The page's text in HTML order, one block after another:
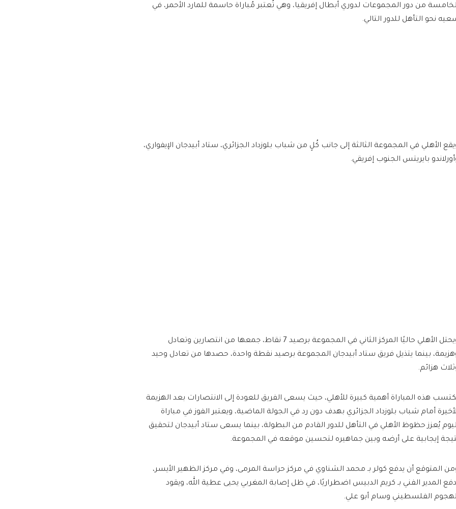
من دور المجموعات لدوري أبطال إفريقيا، وهي تُعتبر مُباراة حاسمة للمارد الأحمر، في
نحو التأهل للدور التالي.
الأهلي في المجموعة الثالثة إلى جانب كُلٍ من شباب بلوزداد الجزائري، ستاد أبيدجان الإيفواري،
بايريتس الجنوب إفريقي.
ويحتل الأهلي حاليًا المركز الثاني في المجموعة برصيد 7 نقاط، جمعها من انتصارين وتعادل
بينما يتذيل فريق ستاد أبيدجان المجموعة برصيد نقطة واحدة، حصدها من تعادل وحيد
هزائم.
هذه المباراة أهمية كبيرة للأهلي، حيث يسعى الفريق للعودة إلى الانتصارات بعد الهزيمة
أمام شباب بلوزداد الجزائري بهدف دون رد في الجولة الماضية، ويعتبر الفوز في مباراة
يُعزز حظوظ الأهلي في التأهل للدور القادم من البطولة، بينما يسعى ستاد أبيدجان لتحقيق
إيجابية على أرضه وبين جماهيره لتحسين موقعه في المجموعة.
المتوقع أن يدفع كولر بـ محمد الشناوي في مركز حراسة المرمى، وفي مركز الظهير الأيسر،
المدير الفني بـ كريم الدبيس اضطراريًا، في ظل إصابة المغربي يحيى عطية الله، ويقود
الفلسطيني وسام أبو علي.